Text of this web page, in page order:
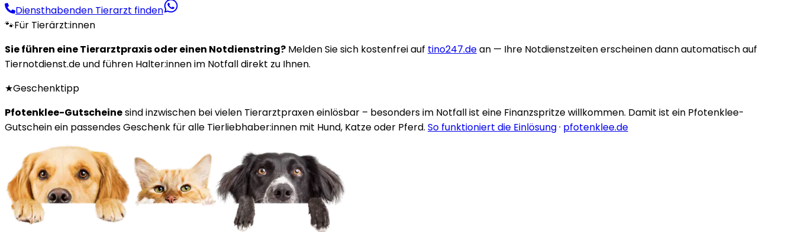
Diensthabenden Tierarzt finden
🐾Für Tierärzt:innen
Sie führen eine Tierarztpraxis oder einen Notdienstring? Melden Sie sich kostenfrei auf tino247.dean — Ihre Notdienstzeiten erscheinen dann automatisch auf
Tiernotdienst.de und führen Halter:innen im Notfall direkt zu Ihnen.
★Geschenktipp
Pfotenklee-Gutscheinesind inzwischen bei vielen Tierarztpraxen einlösbar – besonders im Notfall ist eine Finanzspritze willkommen. Damit ist ein Pfotenklee-
Gutschein ein passendes Geschenk für alle Tierliebhaber:innen mit Hund, Katze oder Pferd. So funktioniert die Einlösung· pfotenklee.de